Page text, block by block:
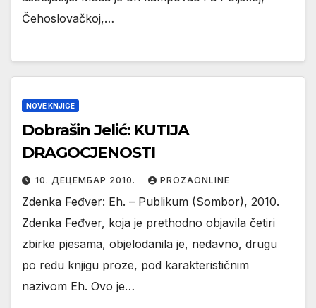
Čehoslovačkoj,…
NOVE KNJIGE
Dobrašin Jelić: KUTIJA
DRAGOCJENOSTI
10. ДЕЦЕМБАР 2010. PROZAONLINE
Zdenka Feđver: Eh. – Publikum (Sombor), 2010.
Zdenka Feđver, koja je prethodno objavila četiri
zbirke pjesama, objelodanila je, nedavno, drugu
po redu knjigu proze, pod karakterističnim
nazivom Eh. Ovo je…